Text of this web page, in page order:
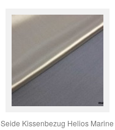
Seide Kissenbezug Helios Marine